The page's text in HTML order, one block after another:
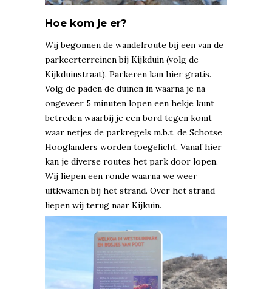
Hoe kom je er?
Wij begonnen de wandelroute bij een van de
parkeerterreinen bij Kijkduin (volg de
Kijkduinstraat). Parkeren kan hier gratis.
Volg de paden de duinen in waarna je na
ongeveer 5 minuten lopen een hekje kunt
betreden waarbij je een bord tegen komt
waar netjes de parkregels m.b.t. de Schotse
Hooglanders worden toegelicht. Vanaf hier
kan je diverse routes het park door lopen.
Wij liepen een ronde waarna we weer
uitkwamen bij het strand. Over het strand
liepen wij terug naar Kijkuin.